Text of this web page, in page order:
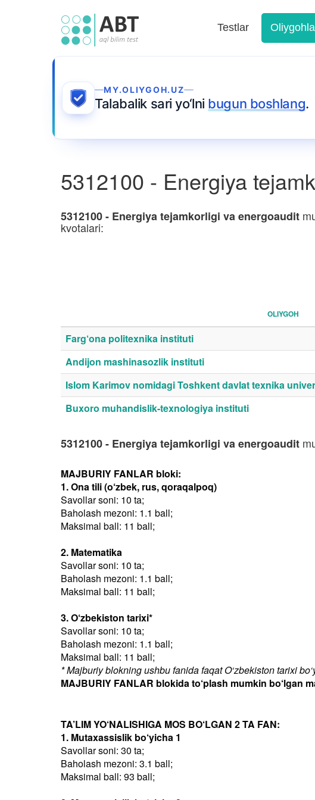
Testlar
MY.OLIYGOH.UZ
Talabalik sari yo‘lni bugun boshlang.
5312100 - Energiya
5312100 - Energiya tejamkorligi va energoaudit
kvotalari:
OLIYGOH
Farg‘ona politexnika instituti
Andijon mashinasozlik instituti
Islom Karimov nomidagi Toshkent davlat texnika
Buxoro muhandislik-texnologiya instituti
5312100 - Energiya tejamkorligi va energoaudit
MAJBURIY FANLAR bloki:
1. Ona tili (o‘zbek, rus, qoraqalpoq)
Savollar soni: 10 ta;
Baholash mezoni: 1.1 ball;
Maksimal ball: 11 ball;
2. Matematika
Savollar soni: 10 ta;
Baholash mezoni: 1.1 ball;
Maksimal ball: 11 ball;
3. O‘zbekiston tarixi*
Savollar soni: 10 ta;
Baholash mezoni: 1.1 ball;
Maksimal ball: 11 ball;
* Majburiy blokning ushbu fanida faqat O‘zbekiston tarixi
MAJBURIY FANLAR blokida to‘plash mumkin bo‘lgan
TA’LIM YO‘NALISHIGA MOS BO‘LGAN 2 TA FAN:
1. Mutaxassislik bo‘yicha 1
Savollar soni: 30 ta;
Baholash mezoni: 3.1 ball;
Maksimal ball: 93 ball;